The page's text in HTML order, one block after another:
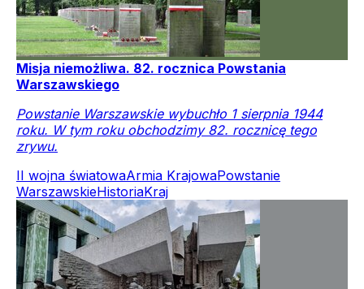
Misja niemożliwa. 82. rocznica Powstania
Warszawskiego
Powstanie Warszawskie wybuchło 1 sierpnia 1944
roku. W tym roku obchodzimy 82. rocznicę tego
zrywu.
II wojna światowaArmia KrajowaPowstanie
WarszawskieHistoriaKraj